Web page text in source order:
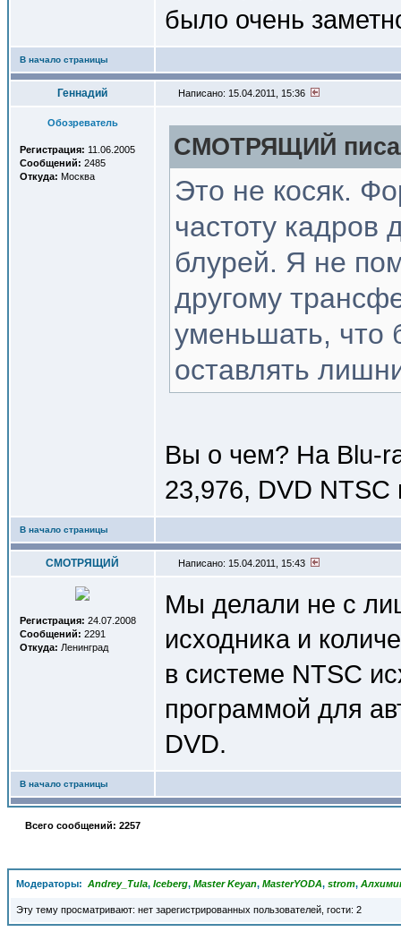
было очень
В начало страницы
Геннадий Написано: 15.04.2011, 15:36
Обозреватель
Регистрация: 11.06.2005
Сообщений: 2485
Откуда: Москва
СМОТРЯЩИЙ
Это не косяк.
частоту кадров
блурей. Я не
другому
уменьшать, что
оставлять
Вы о чем? На Blu-
23,976, DVD NTSC
В начало страницы
СМОТРЯЩИЙ Написано: 15.04.2011, 15:43
Регистрация: 24.07.2008
Сообщений: 2291
Откуда: Ленинград
Мы делали не с
исходника и
в системе NTSC
программой для
DVD.
В начало страницы
Всего сообщений: 2257
Модераторы: Andrey_Tula, Iceberg, Master Keyan, MasterYODA, strom,
Эту тему просматривают: нет зарегистрированных пользователей, гости: 2